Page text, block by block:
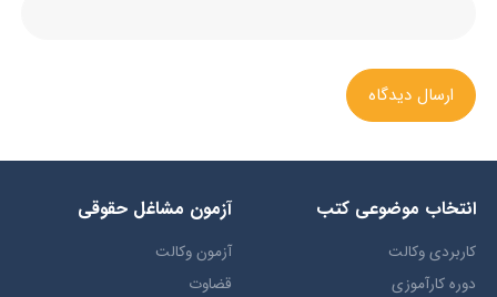
ارسال دیدگاه
انتخاب​ موضوعي​ کتب
کاربردی وکالت
دوره کارآموزی
آزمون مشاغل حقوقی
آزمون وکالت
قضاوت